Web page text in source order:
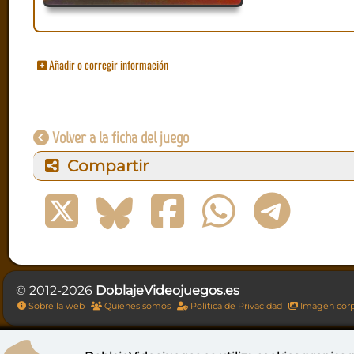
Añadir o corregir información
Volver a la ficha del juego
Compartir
© 2012-2026 DoblajeVideojuegos.es
Sobre la web Quienes somos Política de Privacidad Imagen